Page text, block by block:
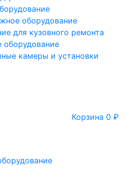
оборудование
для кузовного ремонта
оборудование
камеры и установки
Корзина 0 ₽